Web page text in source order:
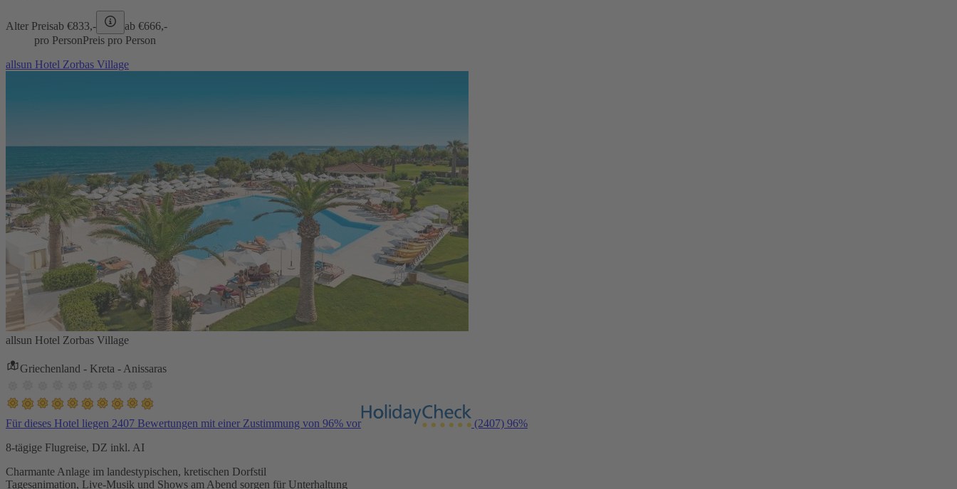
Alter Preisab €833,- ab €666,-
pro PersonPreis pro Person
allsun Hotel Zorbas Village
allsun Hotel Zorbas Village
Griechenland - Kreta - Anissaras
Für dieses Hotel liegen 2407 Bewertungen mit einer Zustimmung von 96% vor (2407) 96%
8-tägige Flugreise, DZ inkl. AI
Charmante Anlage im landestypischen, kretischen Dorfstil
Tagesanimation, Live-Musik und Shows am Abend sorgen für Unterhaltung